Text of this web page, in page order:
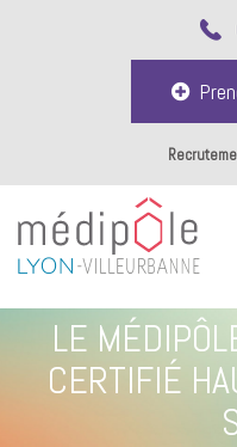
LE
CERTIFIÉ